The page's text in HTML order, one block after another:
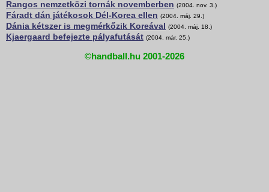
Rangos nemzetközi tornák novemberben (2004. nov. 3.)
Fáradt dán játékosok Dél-Korea ellen (2004. máj. 29.)
Dánia kétszer is megmérkőzik Koreával (2004. máj. 18.)
Kjaergaard befejezte pályafutását (2004. már. 25.)
©handball.hu 2001-2026